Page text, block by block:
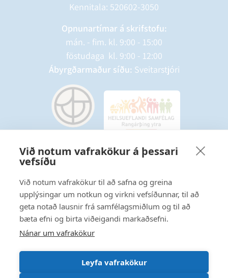
Við notum vafrakökur á þessari
vefsíðu
Við notum vafrakökur til að safna og greina
upplýsingar um notkun og virkni vefsíðunnar, til að
geta notað lausnir frá samfélagsmiðlum og til að
bæta efni og birta viðeigandi markaðsefni.
Nánar um vafrakökur
Leyfa vafrakökur
Kennitala: 520602-3050
Opnunartímar á skrifstofu:
mán. - fim. kl. 9:00 - 15:00
föstudaga kl. 9:00 - 12:00
Ábyrgðarmaður síðu: Sveitarstjóri
Starfsmannavefur
Hafðu samband
Ritstjórnarstefna
Fylgstu með á Facebook